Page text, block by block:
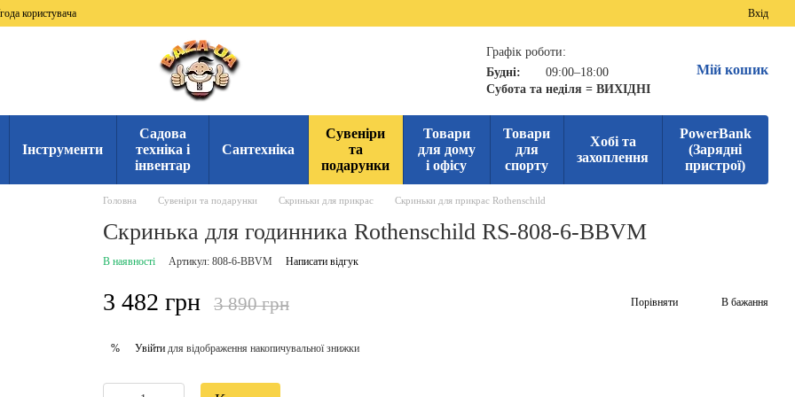
користувача Вхід
Графік роботи:
Будні:
09:00–18:00
Субота та неділя = ВИХІДНІ
Мій кошик
Інструменти
Садова
техніка і
інвентар
Сантехніка
Сувеніри
та
подарунки
Товари
для дому
і офісу
Товари
для
спорту
Хобі та
захоплення
PowerBank
(Зарядні
пристрої)
Головна Сувеніри та подарунки Скриньки для прикрас Скриньки для прикрас Rothenschild
Скринька для годинника Rothenschild RS-808-6-BBVM
В наявності Артикул: 808-6-BBVM Написати відгук
3 482 грн 3 890 грн Порівняти В бажання
% Увійтидля відображення накопичувальної знижки